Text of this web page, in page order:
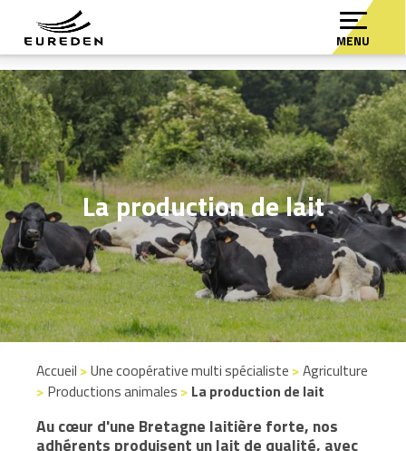
MENU
La production de lait
Accueil >Une coopérative multi spécialiste >Agriculture
> Productions animales > La production de lait
Au cœur d'une Bretagne laitière forte, nos
adhérents produisent un lait de qualité, avec